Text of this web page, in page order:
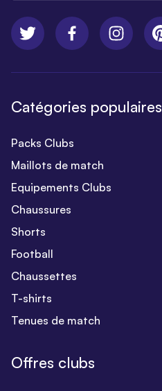
Catégories populaires
Packs Clubs
Maillots de match
Equipements Clubs
Chaussures
Shorts
Football
Chaussettes
T-shirts
Tenues de match
Offres clubs